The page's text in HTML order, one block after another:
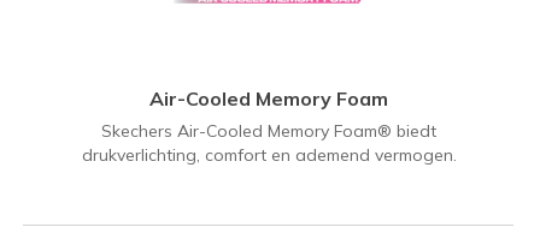
Air-Cooled Memory Foam
Skechers Air-Cooled Memory Foam® biedt
drukverlichting, comfort en ademend vermogen.